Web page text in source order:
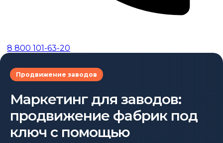
8 800 101-63-20
Продвижение заводов
Маркетинг для заводов:
продвижение фабрик под
ключ с помощью